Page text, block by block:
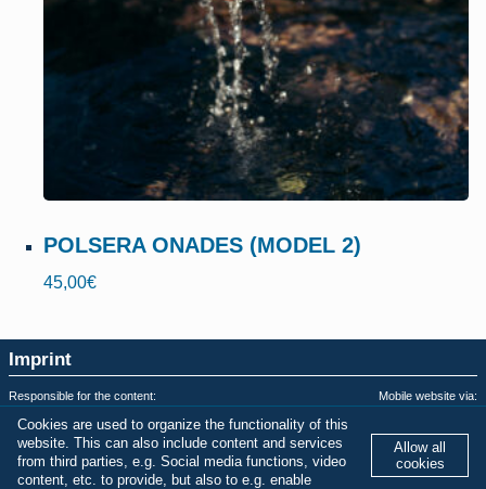
POLSERA ONADES (MODEL 2)
45,00€
Imprint
Responsible for the content:
Privacy & Terms of Use:
fardatxetajoies.com
Mobile website via:
Last AMPHTML update:
28.07.2026 - 19:53:32
Cookies are used to organize the functionality of this
website. This can also include content and services
from third parties, e.g. Social media functions, video
content, etc. to provide, but also to e.g. enable
Allow all
cookies